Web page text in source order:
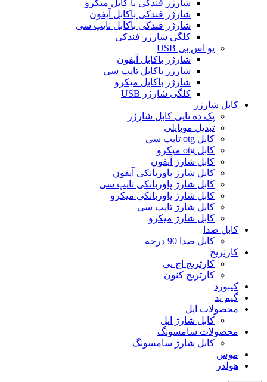
شارژر فندکی با کابل میکرو
شارژر فندکی باکابل آیفون
شارژر فندکی باکابل تایپ سی
کلگی شارژر فندکی
یو اس بی USB
شارژر باکابل آیفون
شارژر باکابل تایپ سی
شارژر باکابل میکرو
کلگی شارژر USB
کابل شارژر
پک ده تایی کابل شارژر
تبدیل موبایلی
کابل otg تایپ سی
کابل otg میکرو
کابل شارژ آیفون
کابل شارژ پاوربانکی آیفون
کابل شارژ پاوربانکی تایپ سی
کابل شارژ پاوربانکی میکرو
کابل شارژ تایپ سی
کابل شارژ میکرو
کابل صدا
کابل صدا 90 درجه
کارتریج
کارتریج اچ پی
کارتریج کنون
کیبورد
گیم پد
محصولات اپل
کابل شارژ اپل
محصولات سامسونگ
کابل شارژ سامسونگ
موس
هولدر